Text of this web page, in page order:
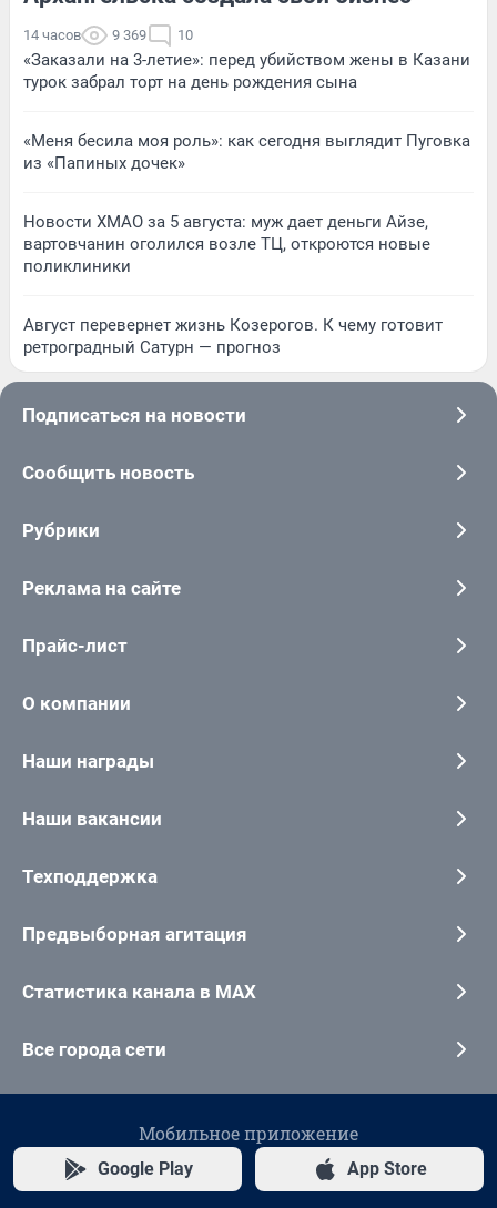
14 часов 9 369 10
«Заказали на 3-летие»: перед убийством жены в Казани
турок забрал торт на день рождения сына
«Меня бесила моя роль»: как сегодня выглядит Пуговка
из «Папиных дочек»
Новости ХМАО за 5 августа: муж дает деньги Айзе,
вартовчанин оголился возле ТЦ, откроются новые
поликлиники
Август перевернет жизнь Козерогов. К чему готовит
ретроградный Сатурн — прогноз
Подписаться на новости
Сообщить новость
Рубрики
Реклама на сайте
Прайс-лист
О компании
Наши награды
Наши вакансии
Техподдержка
Предвыборная агитация
Статистика канала в MAX
Все города сети
Мобильное приложение
Google Play App Store